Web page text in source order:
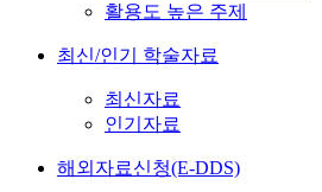
활용도 높은 주제
최신/인기 학술자료
최신자료
인기자료
해외자료신청(E-DDS)